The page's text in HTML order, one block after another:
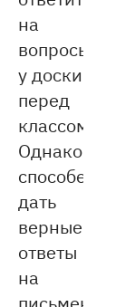
на
вопросы
у доски
перед
классом.
Однако
способен
дать
верные
ответы
на
письменные